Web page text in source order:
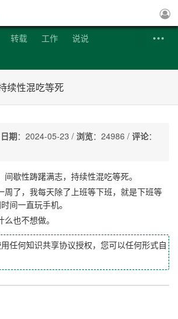
转载 工作 说说
续性混吃等死
日期：2024-05-23 / 浏览：24986 / 评论：
歇性踌躇满志，持续性混吃等死。
周了，我每天除了上班等下班，就是下班等
间一直玩手机。
也不想做。
任何知识共享协议授权，您可以任何形式自